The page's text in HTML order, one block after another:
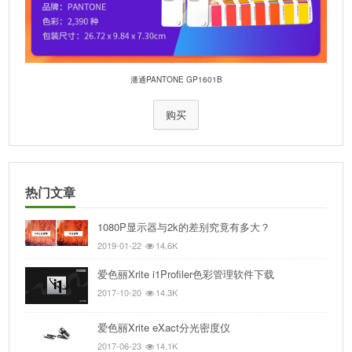
潘通PANTONE GP1601B
购买
热门文章
1080P显示器与2k的差别究竟有多大？
2019-01-22 14.6K
爱色丽Xrite i1Profiler色彩管理软件下载
2017-10-20 14.3K
爱色丽Xrite eXact分光密度仪
2017-06-23 14.1K